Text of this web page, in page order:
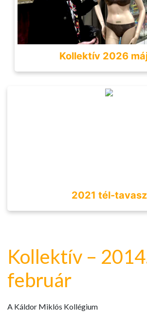
Kollektív 2026
2021 tél-tavasz
Kollektív –
február
A Káldor Miklós Kollégium